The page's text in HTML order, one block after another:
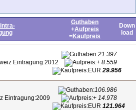
Guthaben
+Aufpreis
=Kaufpreis
Down
load
2012
21.397
+ 8.559
EUR 29.956
2009
106.986
+ 14.978
EUR 121.964